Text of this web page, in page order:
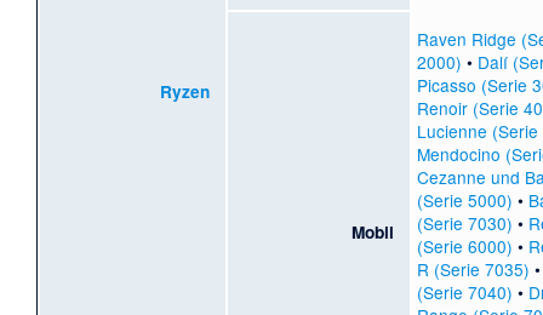
Ryzen
Mobil
Raven Ridge
2000) • Dalí
Picasso (Serie
Renoir (Serie
Lucienne
Mendocino
Cezanne und
(Serie 5000) •
(Serie 7030) •
(Serie 6000) •
R (Serie 7035)
(Serie 7040) •